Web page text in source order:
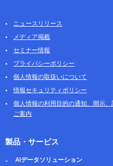
ニュースリリース
メディア掲載
セミナー情報
プライバシーポリシー
個人情報の取扱いについて
情報セキュリティポリシー
個人情報の利用目的の通知、開示
ご案内
製品・サービス
AIデータソリューション